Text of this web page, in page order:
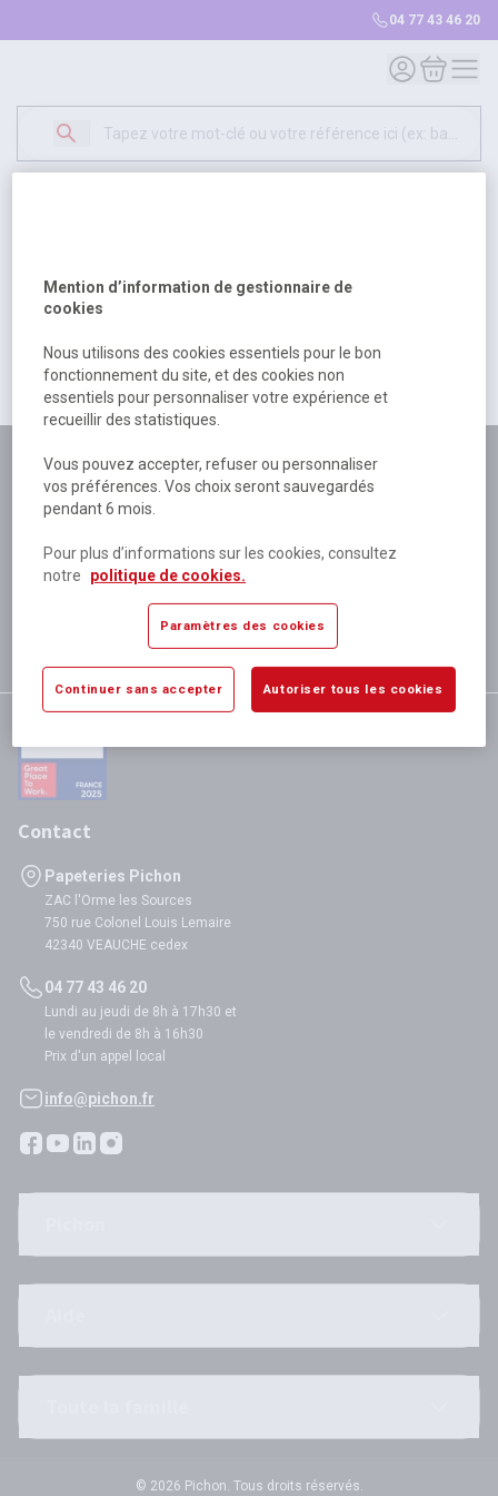
04 77 43 46 20
Mon compte
Mon
500
excuser pour la gêne occasionée.
Retour Retour à l'accueil
Plus de 180 personnes
à votre écoute
Plus de 80 000 références
disponibles
Expédition le jour même
si validation avant 12h
satisfaction totale
Contact
Papeteries Pichon
ZAC l'Orme les Sources
750 rue Colonel Louis Lemaire
42340 VEAUCHE cedex
04 77 43 46 20
Lundi au jeudi de 8h à 17h30 et
le vendredi de 8h à 16h30
Prix d'un appel local
info@pichon.fr
© 2026 Pichon. Tous droits réservés.
Mention d’information de gestionnaire de
cookies
Nous utilisons des cookies essentiels pour le bon
fonctionnement du site, et des cookies non
essentiels pour personnaliser votre expérience et
recueillir des statistiques.
Vous pouvez accepter, refuser ou personnaliser
vos préférences. Vos choix seront sauvegardés
pendant 6 mois.
Pour plus d’informations sur les cookies, consultez
notre
politique de cookies.
Paramètres des cookies
Continuer sans accepter Autoriser tous les cookies